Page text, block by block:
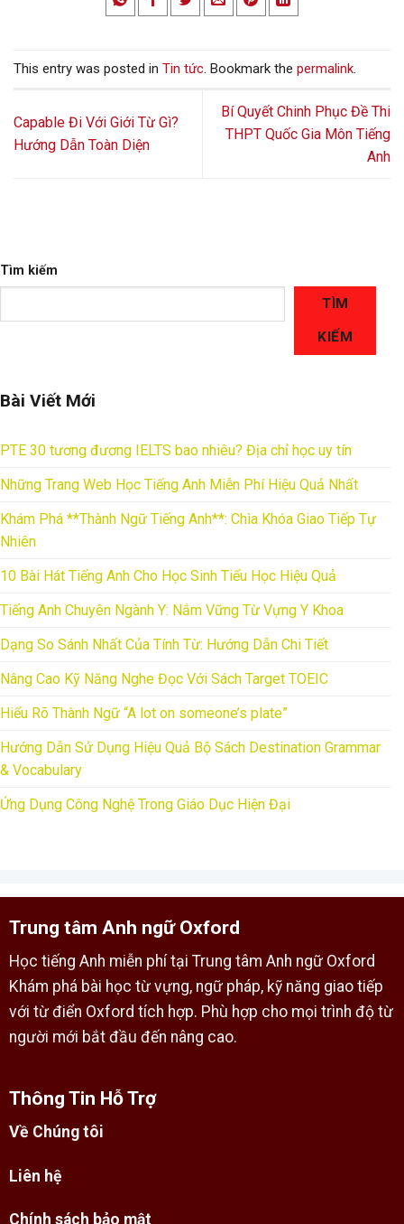
This entry was posted in Tin tức . Bookmark the permalink
Capable Đi Với Giới Từ Gì?
Hướng Dẫn Toàn Diện
Bí Quyết Chinh Phục Đề Thi
THPT Quốc Gia Môn Tiếng
Anh
Tìm kiếm
TÌM
KIẾM
Bài Viết Mới
PTE 30 tương đương IELTS bao nhiêu? Địa chỉ học uy tín
Những Trang Web Học Tiếng Anh Miễn Phí Hiệu Quả Nhất
Khám Phá **Thành Ngữ Tiếng Anh**: Chìa Khóa Giao Tiếp Tự
Nhiên
10 Bài Hát Tiếng Anh Cho Học Sinh Tiểu Học Hiệu Quả
Tiếng Anh Chuyên Ngành Y: Nắm Vững Từ Vựng Y Khoa
Dạng So Sánh Nhất Của Tính Từ: Hướng Dẫn Chi Tiết
Nâng Cao Kỹ Năng Nghe Đọc Với Sách Target TOEIC
Hiểu Rõ Thành Ngữ “A lot on someone’s plate”
Hướng Dẫn Sử Dụng Hiệu Quả Bộ Sách Destination Grammar
& Vocabulary
Ứng Dụng Công Nghệ Trong Giáo Dục Hiện Đại
Trung tâm Anh ngữ Oxford
Học tiếng Anh miễn phí tại Trung tâm Anh ngữ Oxford
Khám phá bài học từ vựng, ngữ pháp, kỹ năng giao tiếp
với từ điển Oxford tích hợp. Phù hợp cho mọi trình độ từ
người mới bắt đầu đến nâng cao.
Thông Tin Hỗ Trợ
Về Chúng tôi
Liên hệ
Chính sách bảo mật